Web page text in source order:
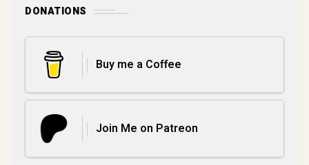
DONATIONS
Buy me a Coffee
Join Me on Patreon